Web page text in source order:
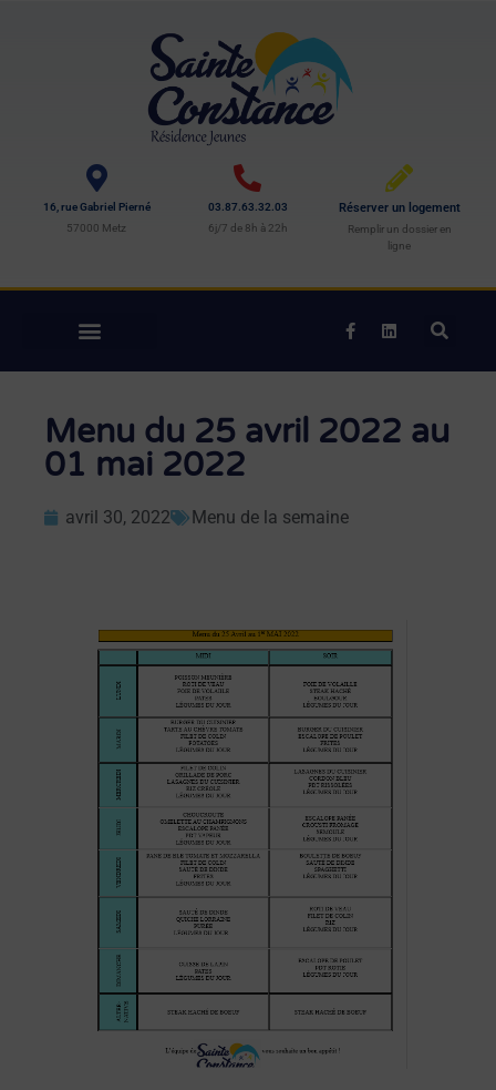
16, rue Gabriel Pierné
57000 Metz
03.87.63.32.03
6j/7 de 8h à 22h
Réserver un logement
Remplir un dossier en
ligne
Menu du 25 avril 2022 au
01 mai 2022
avril 30, 2022 Menu de la semaine